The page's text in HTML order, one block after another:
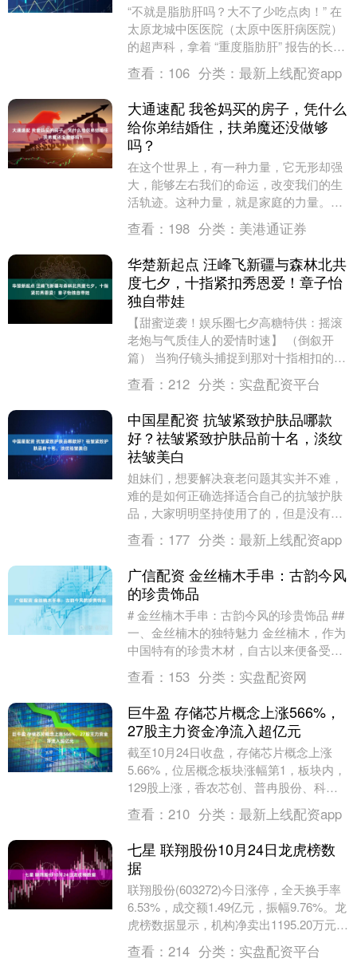
“不就是脂肪肝吗？大不了少吃点肉！” 在
太原龙城中医医院（太原中医肝病医院）
的超声科，拿着 “重度脂肪肝” 报告的长治
白领小林，轻描淡写的态度让医生捏了把
汗。他....
查看： 106 分类： 最新上线配资app
大通速配 我爸妈买的房子，凭什么
给你弟结婚住，扶弟魔还没做够
吗？
在这个世界上，有一种力量，它无形却强
大，能够左右我们的命运，改变我们的生
活轨迹。这种力量，就是家庭的力量。今
天，我要讲述的，是一个关于家庭、关于
亲情的故事，一个....
查看： 198 分类： 美港通证券
华楚新起点 汪峰飞新疆与森林北共
度七夕，十指紧扣秀恩爱！章子怡
独自带娃
【甜蜜逆袭！娱乐圈七夕高糖特供：摇滚
老炮与气质佳人的爱情时速】 （倒叙开
篇） 当狗仔镜头捕捉到那对十指相扣的剪
影时，乌鲁木齐的晚风都染上了蜜糖味。8
月29日的夕....
查看： 212 分类： 实盘配资平台
中国星配资 抗皱紧致护肤品哪款
好？祛皱紧致护肤品前十名，淡纹
祛皱美白
姐妹们，想要解决衰老问题其实并不难，
难的是如何正确选择适合自己的抗皱护肤
品，大家明明坚持使用了的，但是没有效
果的原因就是没有选对适合自己的产品。
今天我就来跟大家....
查看： 177 分类： 最新上线配资app
广信配资 金丝楠木手串：古韵今风
的珍贵饰品
# 金丝楠木手串：古韵今风的珍贵饰品 ##
一、金丝楠木的独特魅力 金丝楠木，作为
中国特有的珍贵木材，自古以来便备受推
崇。它属于樟科楠木属，主要生长在我国
南方的....
查看： 153 分类： 实盘配资网
巨牛盈 存储芯片概念上涨566%，
27股主力资金净流入超亿元
截至10月24日收盘，存储芯片概念上涨
5.66%，位居概念板块涨幅第1，板块内，
129股上涨，香农芯创、普冉股份、科翔
股份等20%涨停，深南电路、德明利、盈
新发....
查看： 210 分类： 最新上线配资app
七星 联翔股份10月24日龙虎榜数
据
联翔股份(603272)今日涨停，全天换手率
6.53%，成交额1.49亿元，振幅9.76%。龙
虎榜数据显示，机构净卖出1195.20万元，
营业部席位合计净买入1....
查看： 214 分类： 实盘配资平台